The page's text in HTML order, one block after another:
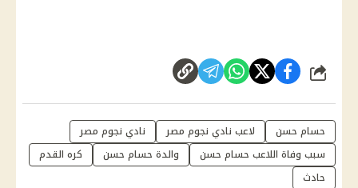
شارك
حسام حسن لاعب نادي نجوم مصر
نادي نجوم مصر
سبب وفاة اللاعب حسام حسن
والدة حسام حسن
كره القدم
حادث